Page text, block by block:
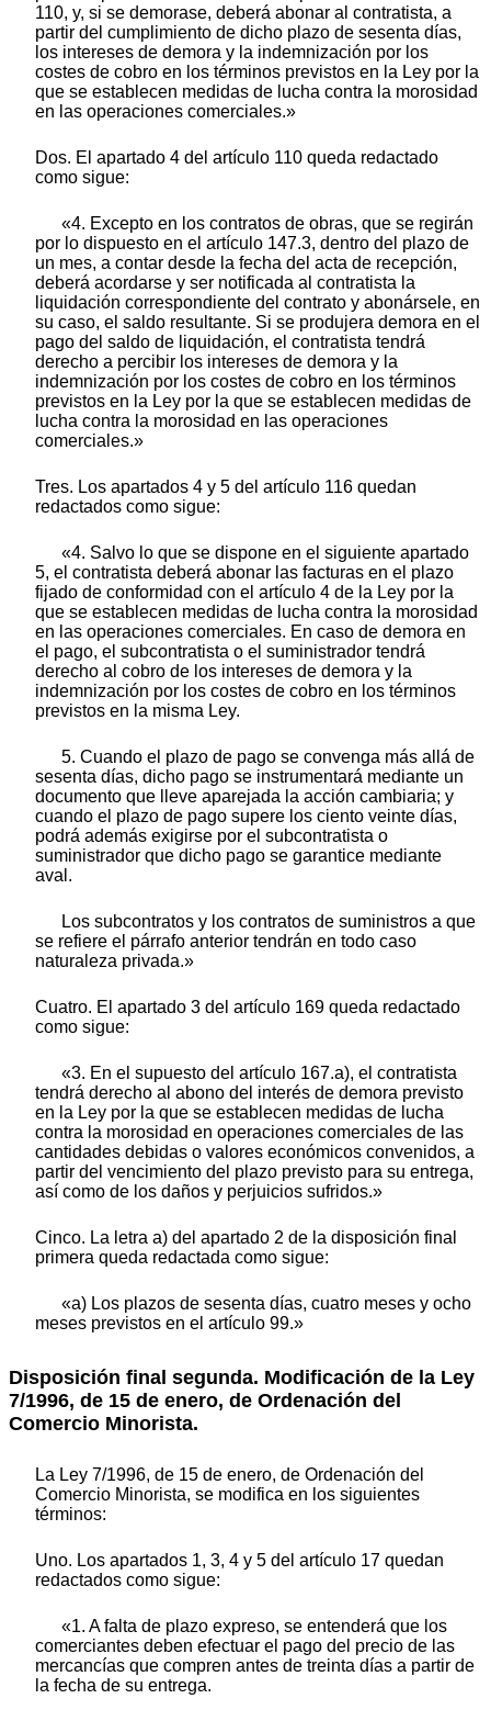
110, y, si se demorase, deberá abonar al contratista, a
partir del cumplimiento de dicho plazo de sesenta días,
los intereses de demora y la indemnización por los
costes de cobro en los términos previstos en la Ley por la
que se establecen medidas de lucha contra la morosidad
en las operaciones comerciales.»
Dos. El apartado 4 del artículo 110 queda redactado
como sigue:
«4. Excepto en los contratos de obras, que se regirán
por lo dispuesto en el artículo 147.3, dentro del plazo de
un mes, a contar desde la fecha del acta de recepción,
deberá acordarse y ser notificada al contratista la
liquidación correspondiente del contrato y abonársele, en
su caso, el saldo resultante. Si se produjera demora en el
pago del saldo de liquidación, el contratista tendrá
derecho a percibir los intereses de demora y la
indemnización por los costes de cobro en los términos
previstos en la Ley por la que se establecen medidas de
lucha contra la morosidad en las operaciones
comerciales.»
Tres. Los apartados 4 y 5 del artículo 116 quedan
redactados como sigue:
«4. Salvo lo que se dispone en el siguiente apartado
5, el contratista deberá abonar las facturas en el plazo
fijado de conformidad con el artículo 4 de la Ley por la
que se establecen medidas de lucha contra la morosidad
en las operaciones comerciales. En caso de demora en
el pago, el subcontratista o el suministrador tendrá
derecho al cobro de los intereses de demora y la
indemnización por los costes de cobro en los términos
previstos en la misma Ley.
5. Cuando el plazo de pago se convenga más allá de
sesenta días, dicho pago se instrumentará mediante un
documento que lleve aparejada la acción cambiaria; y
cuando el plazo de pago supere los ciento veinte días,
podrá además exigirse por el subcontratista o
suministrador que dicho pago se garantice mediante
aval.
Los subcontratos y los contratos de suministros a que
se refiere el párrafo anterior tendrán en todo caso
naturaleza privada.»
Cuatro. El apartado 3 del artículo 169 queda redactado
como sigue:
«3. En el supuesto del artículo 167.a), el contratista
tendrá derecho al abono del interés de demora previsto
en la Ley por la que se establecen medidas de lucha
contra la morosidad en operaciones comerciales de las
cantidades debidas o valores económicos convenidos, a
partir del vencimiento del plazo previsto para su entrega,
así como de los daños y perjuicios sufridos.»
Cinco. La letra a) del apartado 2 de la disposición final
primera queda redactada como sigue:
«a) Los plazos de sesenta días, cuatro meses y ocho
meses previstos en el artículo 99.»
Disposición final segunda. Modificación de la Ley
7/1996, de 15 de enero, de Ordenación del
Comercio Minorista.
La Ley 7/1996, de 15 de enero, de Ordenación del
Comercio Minorista, se modifica en los siguientes
términos:
Uno. Los apartados 1, 3, 4 y 5 del artículo 17 quedan
redactados como sigue:
«1. A falta de plazo expreso, se entenderá que los
comerciantes deben efectuar el pago del precio de las
mercancías que compren antes de treinta días a partir de
la fecha de su entrega.